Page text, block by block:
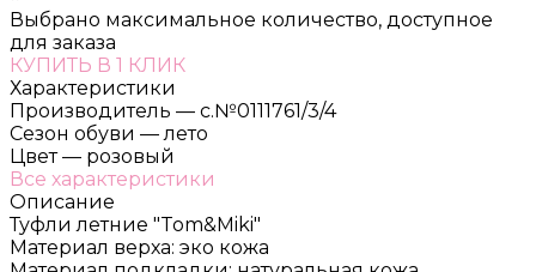
Выбрано максимальное количество, доступное
для заказа
КУПИТЬ В 1 КЛИК
Характеристики
Производитель — с.№0111761/3/4
Сезон обуви — лето
Цвет — розовый
Все характеристики
Описание
Туфли летние "Tom&Miki"
Материал верха: эко кожа